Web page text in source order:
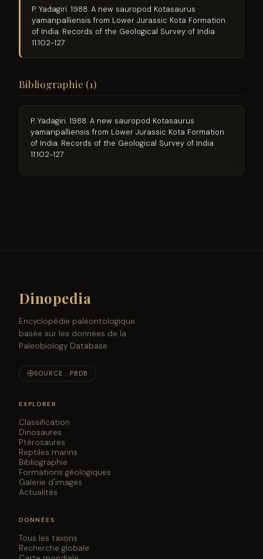
P. Yadagiri. 1988. A new sauropod Kotasaurus
yamanpalliensis from Lower Jurassic Kota Formation
of India. Records of the Geological Survey of India
11:102-127
Bibliographie (1)
P. Yadagiri. 1988. A new sauropod Kotasaurus
yamanpalliensis from Lower Jurassic Kota Formation
of India. Records of the Geological Survey of India
11:102-127
Dinopedia
Encyclopédie paléontologique
basée sur les données de la
Paleobiology Database.
SOURCE : PBDB
EXPLORER
Classification
Dinosaures
Ptérosaures
Reptiles marins
Bibliographie
Formations géologiques
Galerie d'images
Actualités
DONNÉES
Tous les taxons
Recherche globale